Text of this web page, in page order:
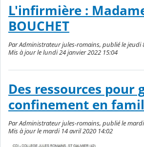
L'infirmière :
BOUCHET
Par Administrateur jules-romains, publié le jeudi
Mis à jour le lundi 24 janvier 2022 15:04
Des ressources pour
confinement en
Par Administrateur jules-romains, publié le
Mis à jour le mardi 14 avril 2020 14:02